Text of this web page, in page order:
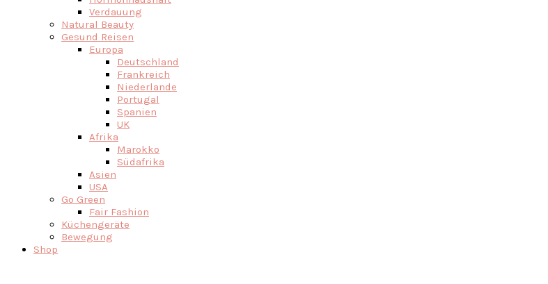
Verdauung
Natural Beauty
Gesund Reisen
Europa
Deutschland
Frankreich
Niederlande
Portugal
Spanien
UK
Afrika
Marokko
Südafrika
Asien
USA
Go Green
Fair Fashion
Küchengeräte
Bewegung
Shop